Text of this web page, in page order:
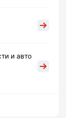
и авто